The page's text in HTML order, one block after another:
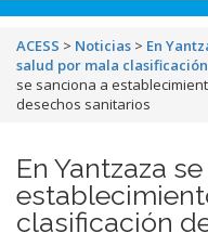
ACESS > Noticias > En
salud por mala
se sanciona a
desechos sanitarios
En Yantzaza
clasificación